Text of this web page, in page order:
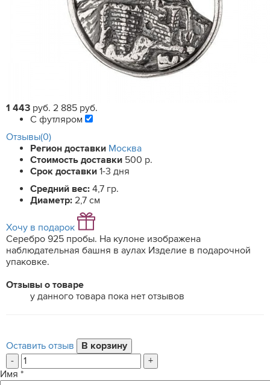
1 443 руб. 2 885 руб.
С футляром
Отзывы(0)
Регион доставки Москва
Стоимость доставки 500 р.
Срок доставки 1-3 дня
Средний вес: 4,7 гр.
Диаметр: 2,7 см
Хочу в подарок
Серебро 925 пробы. На кулоне изображена
наблюдательная башня в аулах Изделие в подарочной
упаковке.
Отзывы о товаре
у данного товара пока нет отзывов
Оставить отзыв
-
+
Имя *